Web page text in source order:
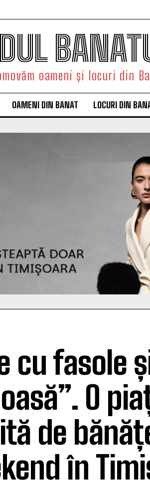
oameni și locuri din
OAMENI DIN BANAT LOCURI DIN
cu fasole
O
de
în